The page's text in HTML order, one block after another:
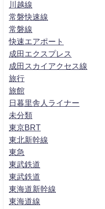
川越線
常磐快速線
常磐線
快速エアポート
成田エクスプレス
成田スカイアクセス線
旅行
旅館
日暮里舎人ライナー
未分類
東京BRT
東北新幹線
東急
東武鉄道
東武鉄道
東海道新幹線
東海道線